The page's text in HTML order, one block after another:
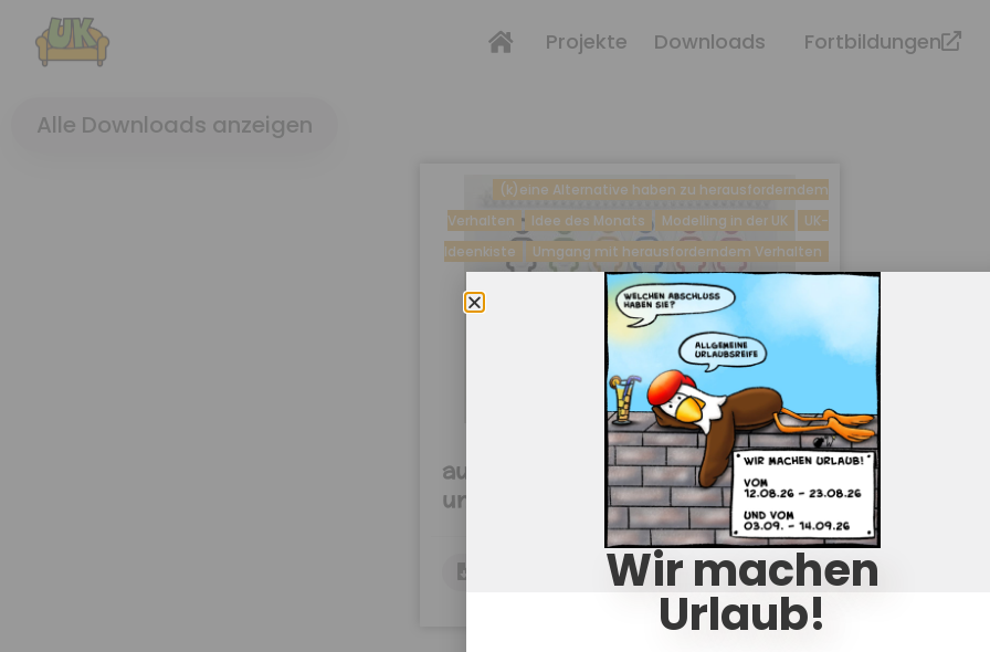
Projekte Downloads Fortbildungen
Alle Downloads anzeigen
(k)eine Alternative haben zu herausforderndem
Verhalten
Idee des Monats Modelling in der UK
UK-
Ideenkiste
Umgang mit herausforderndem Verhalten
auf Fragen antworten/Denken
und sagen
Wir machen
Urlaub!